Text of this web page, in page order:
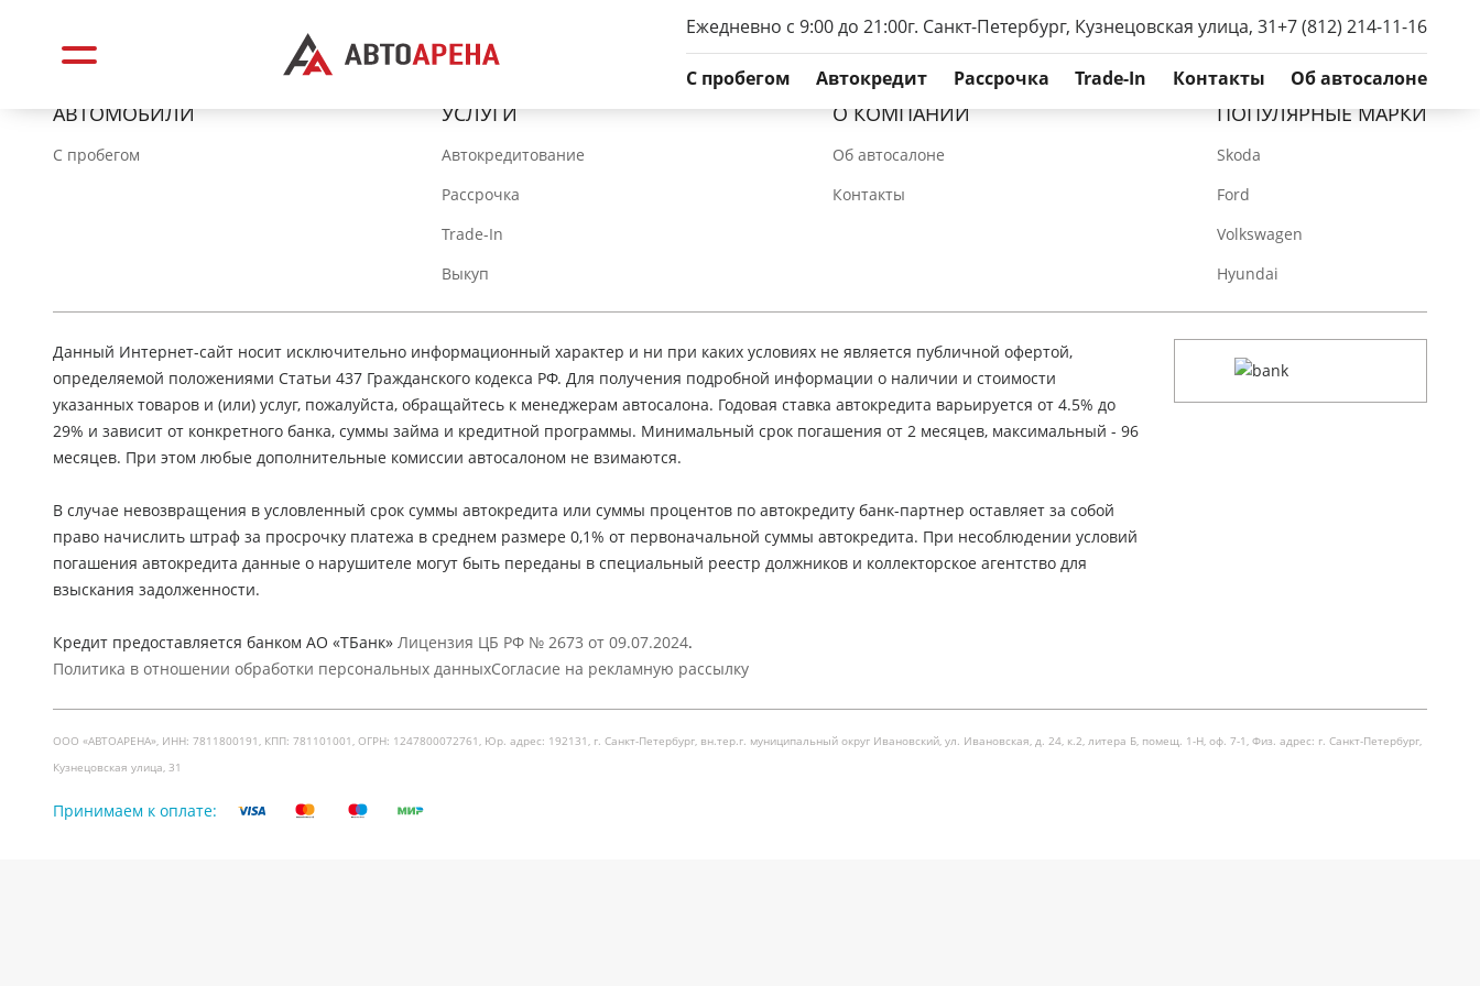
Ежедневно с 9:00 до 21:00г. Санкт-Петербург, Кузнецовская улица, 31+7 (812) 214-11-16
C пробегом Автокредит Рассрочка Trade-In Контакты Об автосалоне
АВТОМОБИЛИ
C пробегом
УСЛУГИ
Автокредитование
Рассрочка
Trade-In
Выкуп
О КОМПАНИИ
Об автосалоне
Контакты
ПОПУЛЯРНЫЕ МАРКИ
Skoda
Ford
Volkswagen
Hyundai
Данный Интернет-сайт носит исключительно информационный характер и ни при каких условиях не является публичной офертой,
определяемой положениями Статьи 437 Гражданского кодекса РФ. Для получения подробной информации о наличии и стоимости
указанных товаров и (или) услуг, пожалуйста, обращайтесь к менеджерам автосалона. Годовая ставка автокредита варьируется от 4.5% до
29% и зависит от конкретного банка, суммы займа и кредитной программы. Минимальный срок погашения от 2 месяцев, максимальный - 96
месяцев. При этом любые дополнительные комиссии автосалоном не взимаются.
В случае невозвращения в условленный срок суммы автокредита или суммы процентов по автокредиту банк-партнер оставляет за собой
право начислить штраф за просрочку платежа в среднем размере 0,1% от первоначальной суммы автокредита. При несоблюдении условий
погашения автокредита данные о нарушителе могут быть переданы в специальный реестр должников и коллекторское агентство для
взыскания задолженности.
Кредит предоставляется банком АО «ТБанк» Лицензия ЦБ РФ № 2673 от 09.07.2024.
Политика в отношении обработки персональных данныхСогласие на рекламную рассылку
ООО «АВТОАРЕНА», ИНН: 7811800191, КПП: 781101001, ОГРН: 1247800072761, Юр. адрес: 192131, г. Санкт-Петербург, вн.тер.г. муниципальный округ Ивановский, ул. Ивановская, д. 24, к.2, литера Б, помещ. 1-Н, оф. 7-1, Физ. адрес: г. Санкт-Петербург,
Кузнецовская улица, 31
Принимаем к оплате: